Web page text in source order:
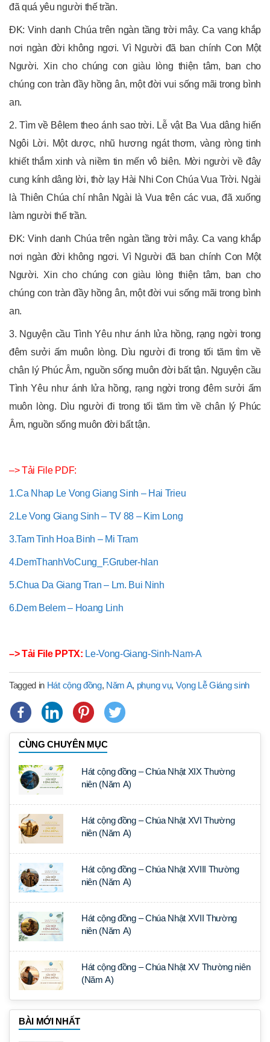
đã quá yêu người thế trần.
ĐK: Vinh danh Chúa trên ngàn tầng trời mây. Ca vang khắp
nơi ngàn đời không ngơi. Vì Người đã ban chính Con Một
Người. Xin cho chúng con giàu lòng thiện tâm, ban cho
chúng con tràn đầy hồng ân, một đời vui sống mãi trong bình
an.
2. Tìm về Bêlem theo ánh sao trời. Lễ vật Ba Vua dâng hiến
Ngôi Lời. Một dược, nhũ hương ngát thơm, vàng ròng tinh
khiết thắm xinh và niềm tin mến vô biên. Mời người về đây
cung kính dâng lời, thờ lạy Hài Nhi Con Chúa Vua Trời. Ngài
là Thiên Chúa chí nhân Ngài là Vua trên các vua, đã xuống
làm người thế trần.
ĐK: Vinh danh Chúa trên ngàn tầng trời mây. Ca vang khắp
nơi ngàn đời không ngơi. Vì Người đã ban chính Con Một
Người. Xin cho chúng con giàu lòng thiện tâm, ban cho
chúng con tràn đầy hồng ân, một đời vui sống mãi trong bình
an.
3. Nguyện cầu Tình Yêu như ánh lửa hồng, rạng ngời trong
đêm sưởi ấm muôn lòng. Dìu người đi trong tối tăm tìm về
chân lý Phúc Âm, nguồn sống muôn đời bất tận. Nguyện cầu
Tình Yêu như ánh lửa hồng, rạng ngời trong đêm sưởi ấm
muôn lòng. Dìu người đi trong tối tăm tìm về chân lý Phúc
Âm, nguồn sống muôn đời bất tận.
–> Tải File PDF:
1.Ca Nhap Le Vong Giang Sinh – Hai Trieu
2.Le Vong Giang Sinh – TV 88 – Kim Long
3.Tam Tinh Hoa Binh – Mi Tram
4.DemThanhVoCung_F.Gruber-hlan
5.Chua Da Giang Tran – Lm. Bui Ninh
6.Dem Belem – Hoang Linh
–> Tải File PPTX: Le-Vong-Giang-Sinh-Nam-A
Tagged in Hát cộng đồng, Năm A, phụng vụ, Vọng Lễ Giáng sinh
CÙNG CHUYÊN MỤC
Hát cộng đồng – Chúa Nhật XIX Thường
niên (Năm A)
Hát cộng đồng – Chúa Nhật XVI Thường
niên (Năm A)
Hát cộng đồng – Chúa Nhật XVIII Thường
niên (Năm A)
Hát cộng đồng – Chúa Nhật XVII Thường
niên (Năm A)
Hát cộng đồng – Chúa Nhật XV Thường niên
(Năm A)
BÀI MỚI NHẤT